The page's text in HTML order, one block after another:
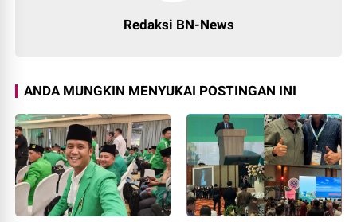
Redaksi BN-News
ANDA MUNGKIN MENYUKAI POSTINGAN INI